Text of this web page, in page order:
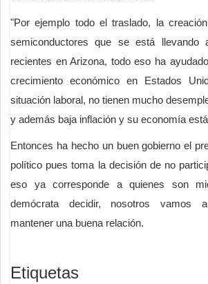
"Por ejemplo todo el traslado, la
semiconductores que se está llevando
recientes en Arizona, todo eso ha
crecimiento económico en Estados
situación laboral, no tienen mucho
y además baja inflación y su economía
Entonces ha hecho un buen gobierno el
político pues toma la decisión de no
eso ya corresponde a quienes son
demócrata decidir, nosotros vamos
mantener una buena relación.
Etiquetas